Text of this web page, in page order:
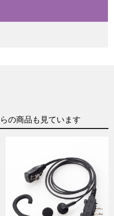
の商品も見ています